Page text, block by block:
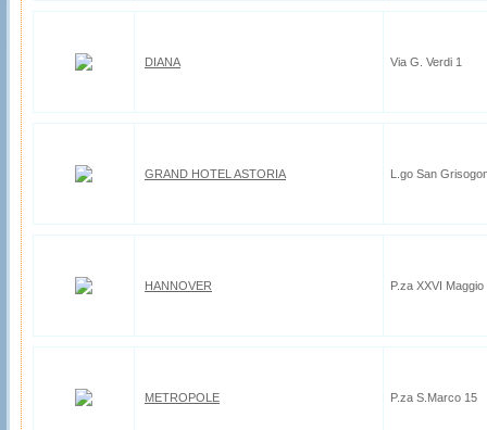
DIANA Via G. Verdi 1
GRAND HOTEL ASTORIA L.go San
HANNOVER P.za XXVI Maggio
METROPOLE P.za S.Marco 15